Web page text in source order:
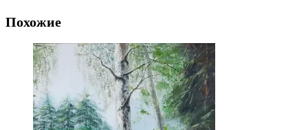
Похожие